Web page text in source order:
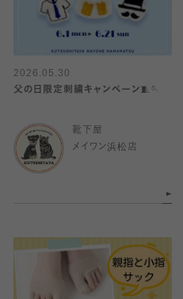
2026.05.30
父の日限定刺繍キャンペーン🧵🪡
靴下屋
メイワン浜松店